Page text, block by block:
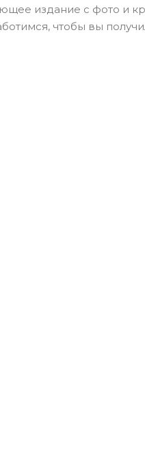
издание с фото и
чтобы вы